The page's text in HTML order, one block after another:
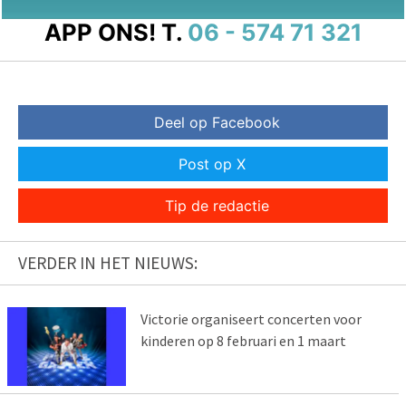
APP ONS! T. 06 - 574 71 321
Deel op Facebook
Post op X
Tip de redactie
VERDER IN HET NIEUWS:
Victorie organiseert concerten voor
kinderen op 8 februari en 1 maart